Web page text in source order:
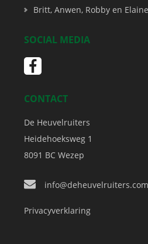
Britt, Anwen, Robby en
SOCIAL MEDIA
CONTACT
De Heuvelruiters
Heidehoeksweg 1
8091 BC Wezep
info@deheuvelruiters.com
Privacyverklaring